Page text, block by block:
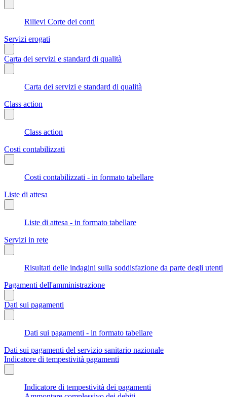
Rilievi Corte dei conti
Servizi erogati
Carta dei servizi e standard di qualità
Carta dei servizi e standard di qualità
Class action
Class action
Costi contabilizzati
Costi contabilizzati - in formato tabellare
Liste di attesa
Liste di attesa - in formato tabellare
Servizi in rete
Risultati delle indagini sulla soddisfazione da parte degli utenti
Pagamenti dell'amministrazione
Dati sui pagamenti
Dati sui pagamenti - in formato tabellare
Dati sui pagamenti del servizio sanitario nazionale
Indicatore di tempestività pagamenti
Indicatore di tempestività dei pagamenti